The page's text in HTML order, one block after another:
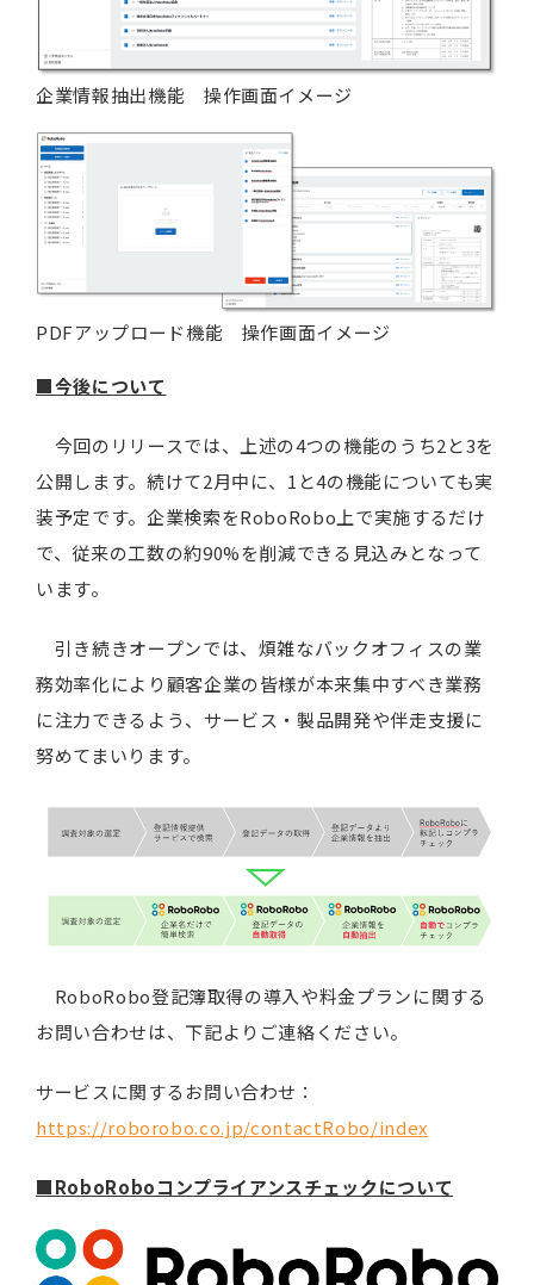
企業情報抽出機能 操作画面イメージ
PDFアップロード機能 操作画面イメージ
■今後について
今回のリリースでは、上述の4つの機能のうち2と3を
公開します。続けて2月中に、1と4の機能についても実
装予定です。企業検索をRoboRobo上で実施するだけ
で、従来の工数の約90%を削減できる見込みとなって
います。
引き続きオープンでは、煩雑なバックオフィスの業
務効率化により顧客企業の皆様が本来集中すべき業務
に注力できるよう、サービス・製品開発や伴走支援に
努めてまいります。
RoboRobo登記簿取得の導入や料金プランに関する
お問い合わせは、下記よりご連絡ください。
サービスに関するお問い合わせ：
https://roborobo.co.jp/contactRobo/index
■RoboRoboコンプライアンスチェックについて